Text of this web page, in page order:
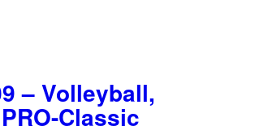
– Volleyball,
Classic